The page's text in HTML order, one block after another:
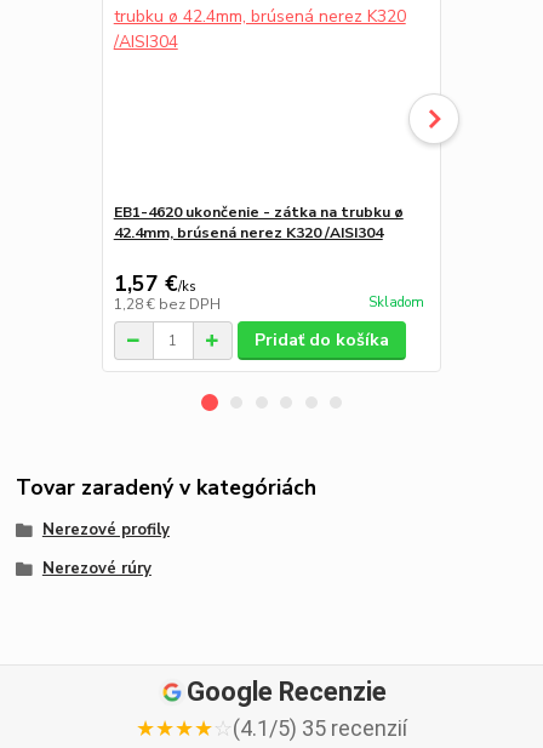
EB1-4620 ukončenie - zátka na trubku ø
42.4mm, brúsená nerez K320 /AISI304
1,57 €/ks
1,28 € bez DPH Skladom
Pridať do košíka
Tovar zaradený v kategóriách
Nerezové profily
Nerezové rúry
Google Recenzie
★★★★☆(4.1/5) 35 recenzií